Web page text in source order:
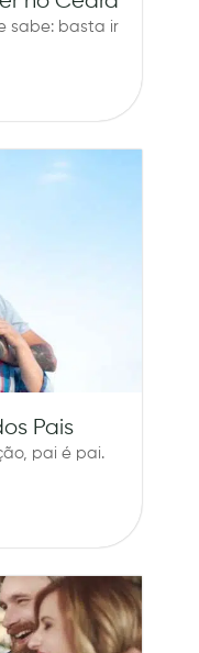
sabe: basta ir
Pais
pai é pai.